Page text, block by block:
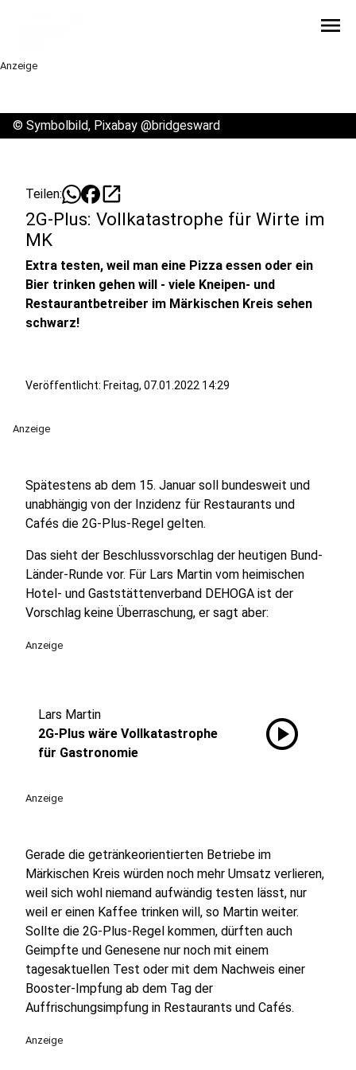
menu
Anzeige
© Symbolbild, Pixabay @bridgesward
Teilen: open_in_new
2G-Plus: Vollkatastrophe für Wirte im
MK
Extra testen, weil man eine Pizza essen oder ein
Bier trinken gehen will - viele Kneipen- und
Restaurantbetreiber im Märkischen Kreis sehen
schwarz!
Veröffentlicht: Freitag, 07.01.2022 14:29
Anzeige
Spätestens ab dem 15. Januar soll bundesweit und
unabhängig von der Inzidenz für Restaurants und
Cafés die 2G-Plus-Regel gelten.
Das sieht der Beschlussvorschlag der heutigen Bund-
Länder-Runde vor. Für Lars Martin vom heimischen
Hotel- und Gaststättenverband DEHOGA ist der
Vorschlag keine Überraschung, er sagt aber:
Anzeige
Lars Martin
2G-Plus wäre Vollkatastrophe
für Gastronomie
play_circle
Anzeige
Gerade die getränkeorientierten Betriebe im
Märkischen Kreis würden noch mehr Umsatz verlieren,
weil sich wohl niemand aufwändig testen lässt, nur
weil er einen Kaffee trinken will, so Martin weiter.
Sollte die 2G-Plus-Regel kommen, dürften auch
Geimpfte und Genesene nur noch mit einem
tagesaktuellen Test oder mit dem Nachweis einer
Booster-Impfung ab dem Tag der
Auffrischungsimpfung in Restaurants und Cafés.
Anzeige